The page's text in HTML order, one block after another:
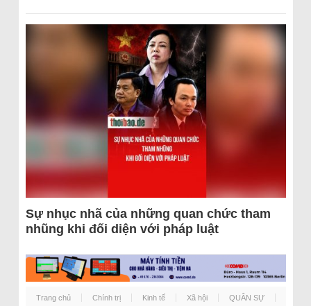
Sự nhục nhã của những quan chức tham
nhũng khi đối diện với pháp luật
Trang chủ Chính trị Kinh tế Xã hội QUÂN SỰ